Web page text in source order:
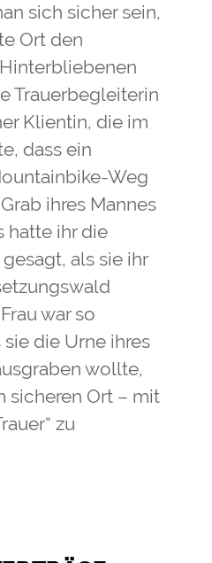
sich sicher sein,
Ort den
Trauerbegleiterin
Klientin, die im
dass ein
Weg
ihres Mannes
hatte ihr die
als sie ihr
war so
die Urne ihres
wollte,
sicheren Ort – mit
zu